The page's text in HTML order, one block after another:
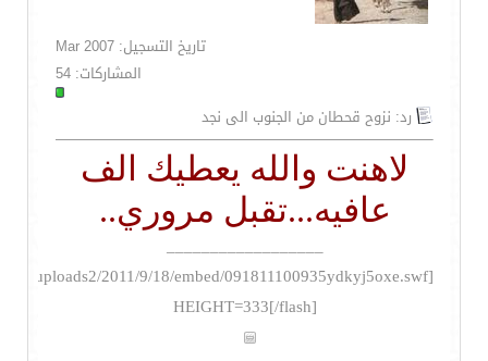
تاريخ التسجيل: Mar 2007
المشاركات: 54
رد: نزوح قحطان من الجنوب الى نجد
لاهنت والله يعطيك الف
عافيه...تقبل مروري..
__________________
HEIGHT=333[/flash]